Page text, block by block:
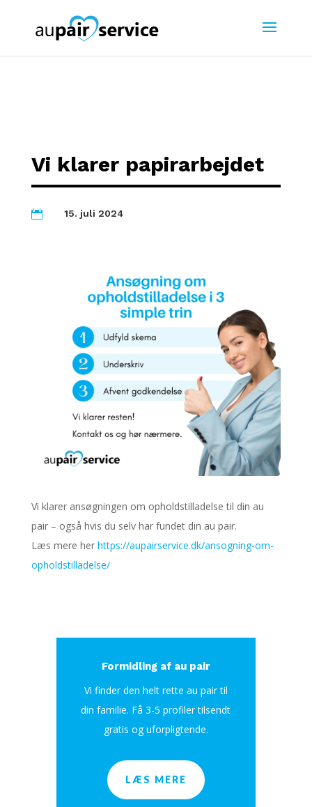
Vi klarer papirarbejdet
 15. juli 2024
Vi klarer ansøgningen om opholdstilladelse til din au
pair – også hvis du selv har fundet din au pair.
Læs mere her https://aupairservice.dk/ansogning-om-
opholdstilladelse/
Formidling af au pair
Vi finder den helt rette au pair til
din familie. Få 3-5 profiler tilsendt
gratis og uforpligtende.
LÆS MERE